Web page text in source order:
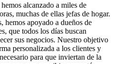
alcanzado a miles de
muchas de ellas jefas de hogar.
hemos apoyado a dueños de
que todos los días buscan
sus negocios. Nuestro objetivo
personalizada a los clientes y
para que inviertan de la